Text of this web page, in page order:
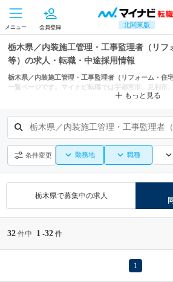
北関東版
メニュー 会員登録
栃木県／内装施工管理・工事監理者（リフ
等）の求人・転職・中途採用情報
栃木県／内装施工管理・工事監理者（リフォーム・住
一覧ページです。マイナビ転職では宇都宮市、足利市
もっと見る
条件変更 勤務地 職種
栃木県で募集中の求人
32 件中 1 -32 件
1